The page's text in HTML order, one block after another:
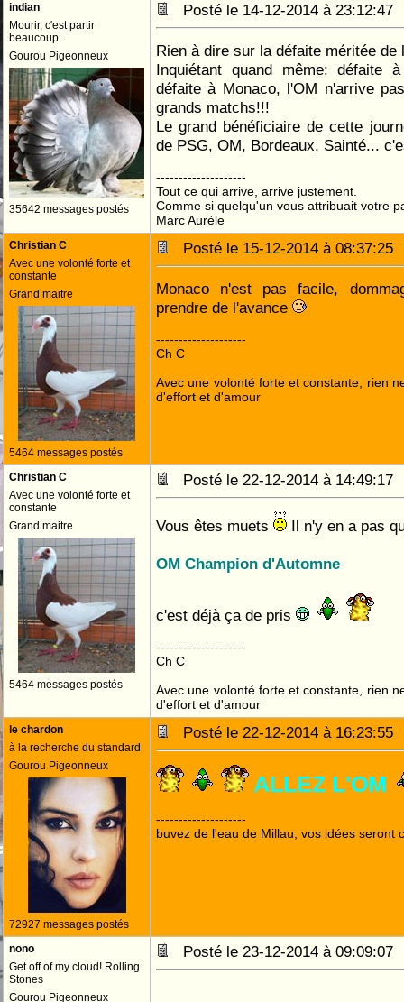
indian
Mourir, c'est partir
beaucoup.
Gourou Pigeonneux
35642 messages postés
Posté le 14-12-2014 à
Rien à dire sur la défaite méritée de
Inquiétant quand même: défaite
défaite à Monaco, l'OM n'arrive
grands matchs!!!
Le grand bénéficiaire de cette
de PSG, OM, Bordeaux, Sainté...
--------------------
Tout ce qui arrive, arrive justement.
Comme si quelqu'un vous attribuait votre
Marc Aurèle
Christian C
Avec une volonté forte et
constante
Grand maitre
5464 messages postés
Posté le 15-12-2014 à
Monaco n'est pas facile,
prendre de l'avance
--------------------
Ch C
Avec une volonté forte et constante, rien
d'effort et d'amour
Christian C
Avec une volonté forte et
constante
Grand maitre
5464 messages postés
Posté le 22-12-2014 à
Vous êtes muets Il n'y en a pas
c'est déjà ça de pris
--------------------
Ch C
Avec une volonté forte et constante, rien
d'effort et d'amour
le chardon
à la recherche du standard
Gourou Pigeonneux
72927 messages postés
Posté le 22-12-2014 à
ALLEZ L'OM
--------------------
buvez de l'eau de Millau, vos idées seront
nono
Get off of my cloud! Rolling
Stones
Gourou Pigeonneux
Posté le 23-12-2014 à